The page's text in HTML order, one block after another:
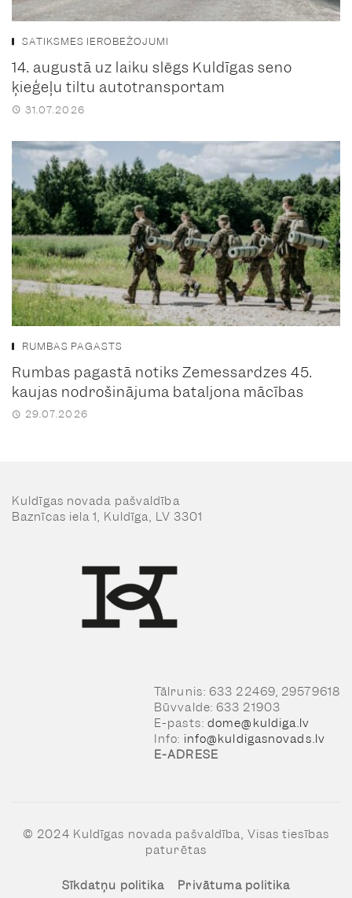
SATIKSMES IEROBEŽOJUMI
14. augustā uz laiku slēgs Kuldīgas seno
ķieģeļu tiltu autotransportam
31.07.2026
RUMBAS PAGASTS
Rumbas pagastā notiks Zemessardzes 45.
kaujas nodrošinājuma bataljona mācības
29.07.2026
Kuldīgas novada pašvaldība
Baznīcas iela 1, Kuldīga, LV 3301
Tālrunis: 633 22469, 29579618
Būvvalde: 633 21903
E-pasts: dome@kuldiga.lv
Info: info@kuldigasnovads.lv
E-ADRESE
© 2024 Kuldīgas novada pašvaldība, Visas tiesības
paturētas
Sīkdatņu politika Privātuma politika